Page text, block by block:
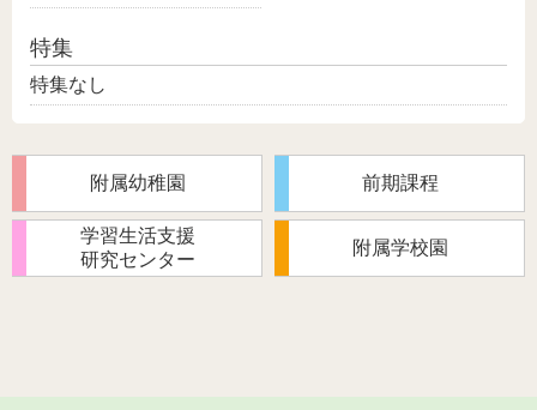
特集
特集なし
附属幼稚園 前期課程
学習生活支援
研究センター
附属学校園